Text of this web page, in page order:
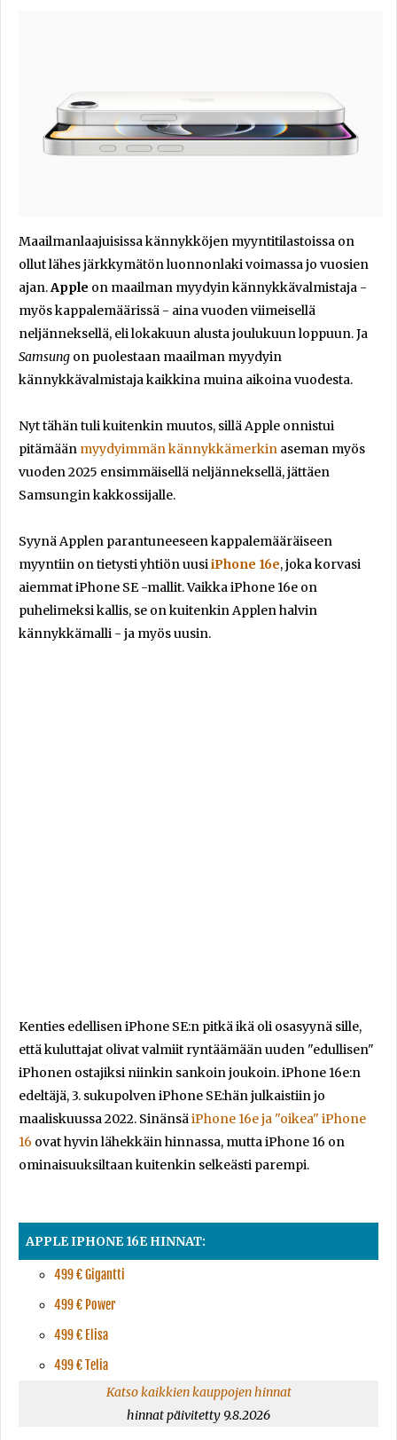
Maailmanlaajuisissa kännykköjen myyntitilastoissa on
ollut lähes järkkymätön luonnonlaki voimassa jo vuosien
ajan.Apple on maailman myydyin kännykkävalmistaja -
myös kappalemäärissä - aina vuoden viimeisellä
neljänneksellä, eli lokakuun alusta joulukuun loppuun. Ja
Samsung on puolestaan maailman myydyin
kännykkävalmistaja kaikkina muina aikoina vuodesta.
Nyt tähän tuli kuitenkin muutos, sillä Apple onnistui
pitämään myydyimmän kännykkämerkin aseman myös
vuoden 2025 ensimmäisellä neljänneksellä, jättäen
Samsungin kakkossijalle.
Syynä Applen parantuneeseen kappalemääräiseen
myyntiin on tietysti yhtiön uusi iPhone 16e, joka korvasi
aiemmat iPhone SE -mallit. Vaikka iPhone 16e on
puhelimeksi kallis, se on kuitenkin Applen halvin
kännykkämalli - ja myös uusin.
Kenties edellisen iPhone SE:n pitkä ikä oli osasyynä sille,
että kuluttajat olivat valmiit ryntäämään uuden "edullisen"
iPhonen ostajiksi niinkin sankoin joukoin. iPhone 16e:n
edeltäjä, 3. sukupolven iPhone SE:hän julkaistiin jo
maaliskuussa 2022. Sinänsä iPhone 16e ja "oikea" iPhone
16 ovat hyvin lähekkäin hinnassa, mutta iPhone 16 on
ominaisuuksiltaan kuitenkin selkeästi parempi.
APPLE IPHONE 16E HINNAT:
499 € Gigantti
499 € Power
499 € Elisa
499 € Telia
Katso kaikkien kauppojen hinnat
hinnat päivitetty 9.8.2026